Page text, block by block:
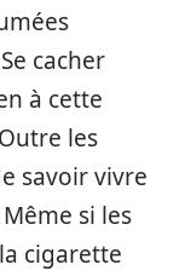
cacher
à cette
les
savoir vivre
si les
cigarette